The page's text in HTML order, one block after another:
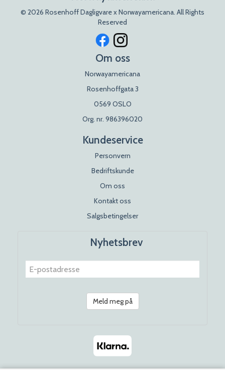
© 2026 Rosenhoff Dagligvare x Norwayamericana. All Rights
Reserved
Om oss
Norwayamericana
Rosenhoffgata 3
0569 OSLO
Org. nr. 986396020
Kundeservice
Personvern
Bedriftskunde
Om oss
Kontakt oss
Salgsbetingelser
Nyhetsbrev
Meld meg på